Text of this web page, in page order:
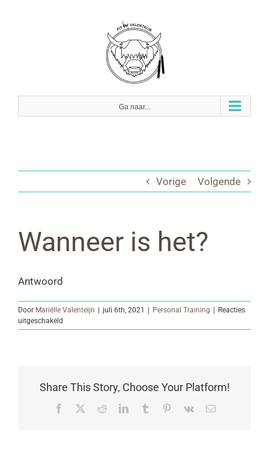
Ga naar...
Vorige Volgende
Wanneer is het?
Antwoord
Door Mariëlle Valenteijn | juli 6th, 2021 | Personal Training | Reacties
uitgeschakeld
Wanneer
Share This Story, Choose Your Platform!
Facebook
TwitterRedditLinkedInTumblr Pinterest
Vk
E-